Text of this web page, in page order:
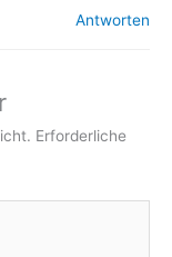
Antworten
Erforderliche